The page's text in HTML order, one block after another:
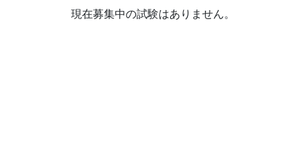
現在募集中の試験はありません。